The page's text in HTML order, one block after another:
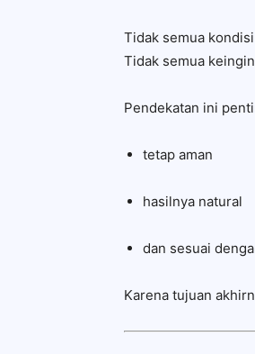
Tidak semua
Tidak semua
Pendekatan ini
tetap aman
hasilnya natural
dan sesuai
Karena tujuan